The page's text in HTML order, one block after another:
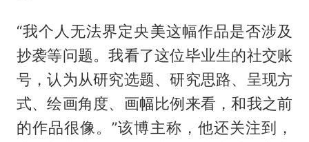
“我个人无法界定央美这幅作品是否涉及
抄袭等问题。我看了这位毕业生的社交账
号，认为从研究选题、研究思路、呈现方
式、绘画角度、画幅比例来看，和我之前
的作品很像。”该博主称，他还关注到，